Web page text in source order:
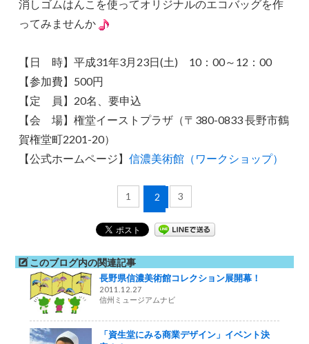
消しゴムはんこを使ってオリジナルのエコバッグを作
ってみませんか
【日 時】平成31年3月23日(土) 10：00～12：00
【参加費】500円
【定 員】20名、要申込
【会 場】権堂イーストプラザ（〒380-0833 長野市鶴
賀権堂町2201-20）
【公式ホームページ】信濃美術館（ワークショップ）
1 2 3
このブログ内の関連記事
長野県信濃美術館コレクション展開幕！
2011.12.27
信州ミュージアムナビ
「資生堂にみる商業デザイン」イベント決